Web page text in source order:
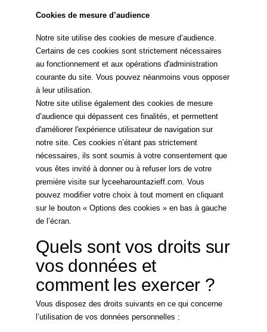
Cookies de mesure d’audience
Notre site utilise des cookies de mesure d’audience.
Certains de ces cookies sont strictement nécessaires
au fonctionnement et aux opérations d'administration
courante du site. Vous pouvez néanmoins vous opposer
à leur utilisation.
Notre site utilise également des cookies de mesure
d’audience qui dépassent ces finalités, et permettent
d'améliorer l'expérience utilisateur de navigation sur
notre site. Ces cookies n’étant pas strictement
nécessaires, ils sont soumis à votre consentement que
vous êtes invité à donner ou à refuser lors de votre
première visite sur lyceeharountazieff.com. Vous
pouvez modifier votre choix à tout moment en cliquant
sur le bouton « Options des cookies » en bas à gauche
de l’écran.
Quels sont vos droits sur
vos données et
comment les exercer ?
Vous disposez des droits suivants en ce qui concerne
l’utilisation de vos données personnelles :